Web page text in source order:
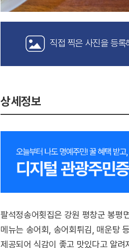
직접 찍은 사진을 등록
상세정보
팔석정송어횟집은 강원 평창군 봉평
메뉴는 송어회, 송어회튀김, 매운탕
제공되어 식감이 좋고 맛있다고 알